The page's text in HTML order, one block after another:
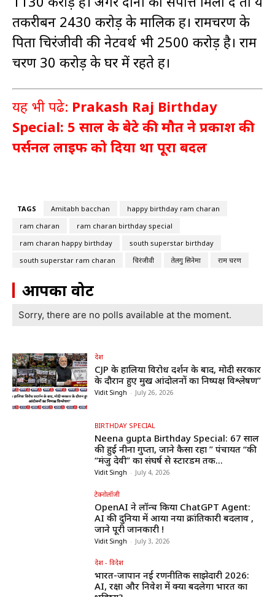
तकरीबन 2430 करोड़ के मालिक हैं। रामचरण के
पिता चिरंजीवी की नेटवर्थ भी 2500 करोड़ है। राम
चरण 30 करोड़ के घर में रहते हैं।
यह भी पढे: Prakash Raj Birthday
Special: 5 साल के बेटे की मौत ने प्रकाश की
पर्सनल लाइफ को दिया था पूरा बदल
TAGS Amitabh bacchan
happy birthday ram charan
ram charan
ram charan birthday special
ram charan happy birthday
south superstar birthday
south superstar ram charan
चिरंजीवी तेलगु सिनेमा राम चरण
आपका वोट
Sorry, there are no polls available at the moment.
देश
CJP के हालिया विरोध प्रदर्शन के बाद, मोदी सरकार
के दौरान हुए प्रमुख आंदोलनों का निष्पक्ष विश्लेषण”
Vidit Singh - July 26, 2026
BIRTHDAY SPECIAL
Neena gupta Birthday Special: 67 साल
की हुईं नीना गुप्ता, जाने कैसा रहा ” पंचायत “की
“मंजु देवी” का संघर्ष से स्टारडम तक...
Vidit Singh - July 4, 2026
टेक्नोलॉजी
OpenAI ने लॉन्च किया ChatGPT Agent:
AI की दुनिया में आया नया क्रांतिकारी बदलाव ,
जाने पूरी जानकारी !
Vidit Singh - July 3, 2026
देश - विदेश
भारत-जापान नई रणनीतिक साझेदारी 2026:
AI, रक्षा और निवेश में क्या बदलेगा भारत का